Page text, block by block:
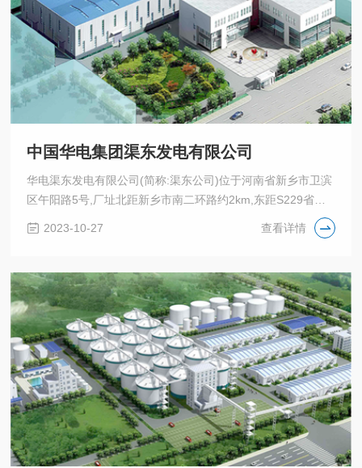
中国华电集团渠东发电有限公司
华电渠东发电有限公司(简称:渠东公司)位于河南省新乡市卫滨
区午阳路5号,厂址北距新乡市南二环路约2km,东距S229省道
约3km,东南距东孟姜女河约2km。电厂厂址位于新乡市南郊卫
滨区,厂址西靠贾屯村,东为良任旺村,北为赵村;北临新乡市南二
焦铁路、新荷铁路等,交通非常便利。电厂周围村庄较多,还有
一些公共设施。
2023-10-27 查看详情